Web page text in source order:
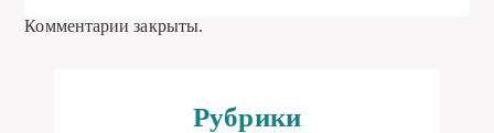
Комментарии закрыты.
Рубрики